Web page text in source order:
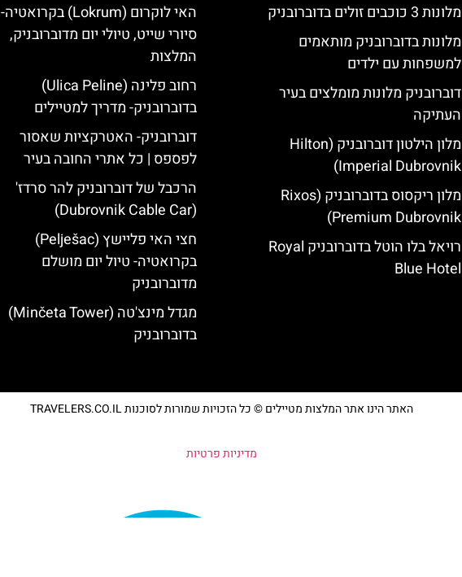
מלונות 3 כוכבים זולים בדוברובניק
מלונות בדוברובניק מותאמים
למשפחות עם ילדים
דוברובניק מלונות מומלצים בעיר
העתיקה
מלון הילטון דוברובניק (Hilton
Imperial Dubrovnik)
מלון ריקסוס בדוברובניק (Rixos
Premium Dubrovnik)
רויאל בלו הוטל בדוברובניק Royal
Blue Hotel
האי לוקרום (Lokrum) בקרואטיה-
סיורי שייט, טיולי יום מדוברובניק,
המלצות
רחוב פלינה (Ulica Peline)
בדוברובניק- מדריך למטיילים
דוברובניק- האטרקציות שאסור
לפספס | כל אתרי החובה בעיר
הרכבל של דוברובניק להר סרדז'
(Dubrovnik Cable Car)
חצי האי פליישץ (Pelješac)
בקרואטיה- טיול יום מושלם
מדוברובניק
מגדל מינצ'טה (Minčeta Tower)
בדוברובניק
האתר הינו אתר המלצות מטיילים © כל הזכויות שמורות לסוכנות TRAVELERS.CO.IL
מדיניות פרטיות